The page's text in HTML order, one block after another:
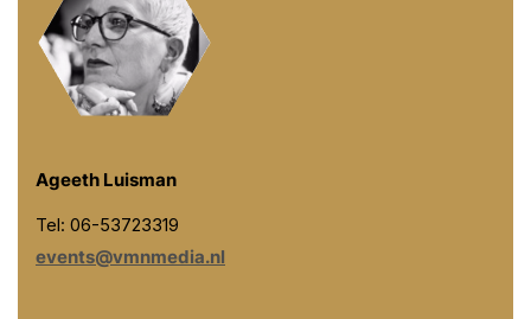
Ageeth Luisman
Tel: 06-53723319
events@vmnmedia.nl